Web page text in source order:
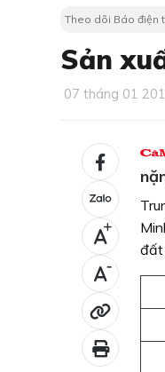
Theo dõi Báo điện
Sản
07 tháng 01
+
-
đất